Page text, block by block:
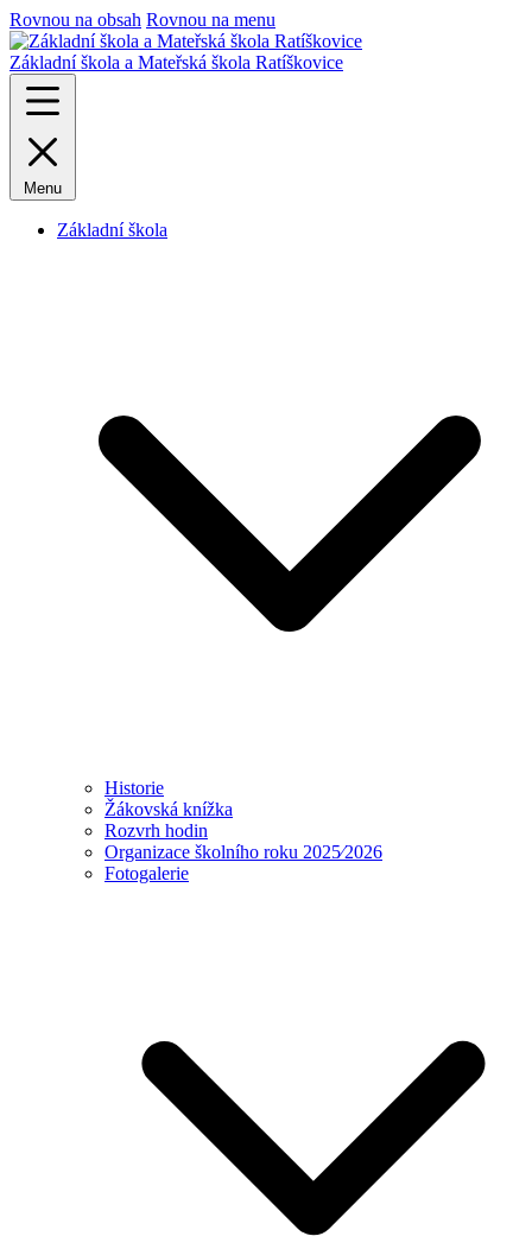
Rovnou na obsah Rovnou na menu
Základní škola a Mateřská škola Ratíškovice
Menu
Základní škola
Historie
Žákovská knížka
Rozvrh hodin
Organizace školního roku 2025⁄2026
Fotogalerie